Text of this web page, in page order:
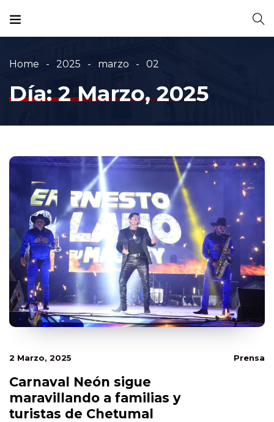
Home 2025 marzo 02
Día:2 Marzo, 2025
2 Marzo, 2025 Prensa
Carnaval Neón sigue
maravillando a familias y
turistas de Chetumal